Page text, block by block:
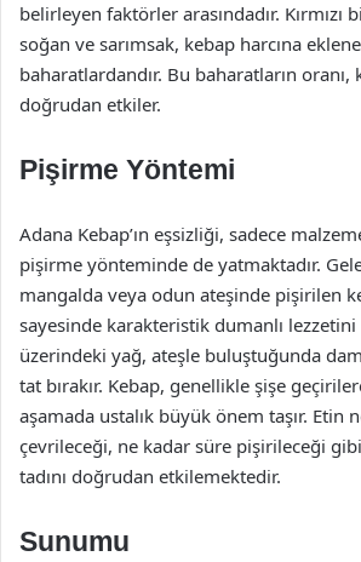
belirleyen faktörler arasındadır. Kırmızı
soğan ve sarımsak, kebap harcına
baharatlardandır. Bu baharatların oranı,
doğrudan etkiler.
Pişirme Yöntemi
Adana Kebap’ın eşsizliği, sadece
pişirme yönteminde de yatmaktadır.
mangalda veya odun ateşinde pişirilen
sayesinde karakteristik dumanlı lezzetini
üzerindeki yağ, ateşle buluştuğunda
tat bırakır. Kebap, genellikle şişe
aşamada ustalık büyük önem taşır. Etin
çevrileceği, ne kadar süre pişirileceği
tadını doğrudan etkilemektedir.
Sunumu